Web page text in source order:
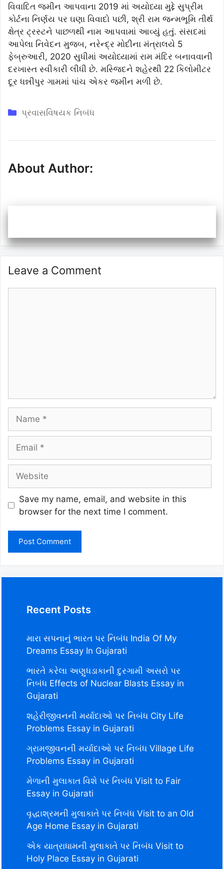
વિવાદિત જમીન આપવાના 2019 માં અયોધ્યા મુદ્દે સુપ્રીમ
કોર્ટના નિર્ણય પર ઘણા વિવાદો પછી, શ્રી રામ જન્મભૂમિ તીર્થ
ક્ષેત્ર ટ્રસ્ટને પાછળથી નામ આપવામાં આવ્યું હતું. સંસદમાં
આપેલા નિવેદન મુજબ, નરેન્દ્ર મોદીના મંત્રાલયે 5
ફેબ્રુઆરી, 2020 સુધીમાં અયોધ્યામાં રામ મંદિર બનાવવાની
દરખાસ્ત સ્વીકારી લીધી છે. મસ્જિદને શહેરથી 22 કિલોમીટર
દૂર ધન્નીપુર ગામમાં પાંચ એકર જમીન મળી છે.
Categories
પ્રવાસવિષયક નિબંધ
About Author:
Leave a Comment
Save my name, email, and website in this
browser for the next time I comment.
Recent Posts
મારા સપનાનું ભારત પર નિબંધ India Of My
Dreams Essay In Gujarati
ભારતે કરેલા અણુધડાકાની દુરગામી અસરો પર
નિબંધ Effects of Nuclear Blasts Essay in
Gujarati
શહેરીજીવનની મર્યાદાઓ પર નિબંધ City Life
Problems Essay in Gujarati
ગ્રામજીવનની મર્યાદાઓ પર નિબંધ Village Life
Problems Essay in Gujarati
મેળાની મુલાકાત વિશે પર નિબંધ Visit to Fair
Essay in Gujarati
વૃદ્ધાશ્રમની મુલાકાતે પર નિબંધ Visit to an Old
Age Home Essay in Gujarati
એક યાત્રાધામની મુલાકાતે પર નિબંધ Visit to
Holy Place Essay in Gujarati